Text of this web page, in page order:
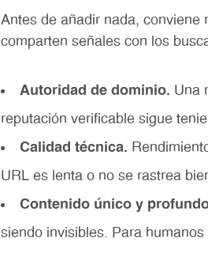
Antes de añadir nada, conviene
comparten señales con los
Autoridad de dominio. Una
reputación verificable sigue
Calidad técnica.
URL es lenta o no se rastrea
Contenido único y
siendo invisibles. Para